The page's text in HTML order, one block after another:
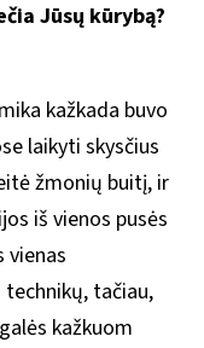
Jūsų kūrybą?
kažkada buvo
laikyti skysčius
žmonių buitį, ir
iš vienos pusės
vienas
tačiau,
kažkuom